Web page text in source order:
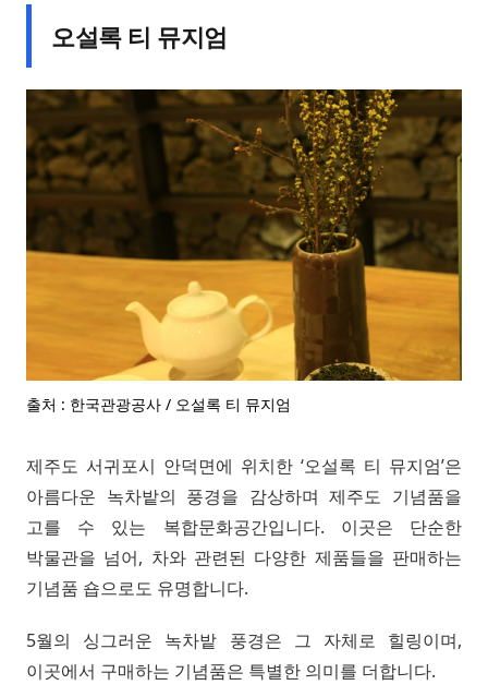
오설록 티 뮤지엄
출처 : 한국관광공사 / 오설록 티 뮤지엄
제주도 서귀포시 안덕면에 위치한 ‘오설록 티 뮤지엄’은
아름다운 녹차밭의 풍경을 감상하며 제주도 기념품을
고를 수 있는 복합문화공간입니다. 이곳은 단순한
박물관을 넘어, 차와 관련된 다양한 제품들을 판매하는
기념품 숍으로도 유명합니다.
5월의 싱그러운 녹차밭 풍경은 그 자체로 힐링이며,
이곳에서 구매하는 기념품은 특별한 의미를 더합니다.